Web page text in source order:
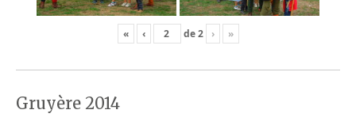
« ‹ de2 › »
Gruyère 2014